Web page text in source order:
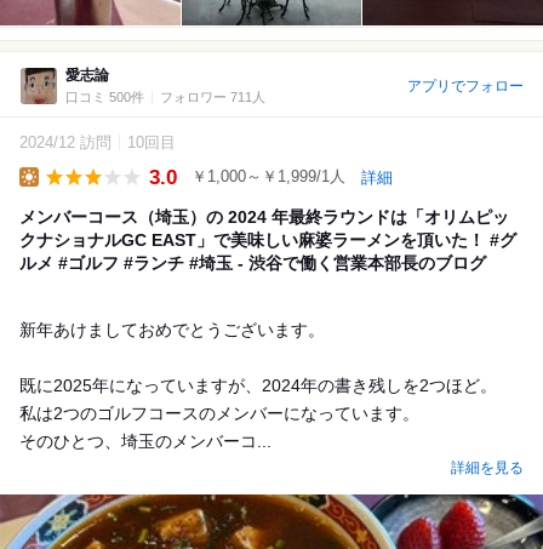
愛志論
口コミ 500件 フォロワー 711人
アプリでフォロー
2024/12 訪問 10回目
3.0 ￥1,000～￥1,999/1人 詳細
メンバーコース（埼玉）の 2024 年最終ラウンドは「オリムピッ
クナショナルGC EAST」で美味しい麻婆ラーメンを頂いた！ #グ
ルメ #ゴルフ #ランチ #埼玉 - 渋谷で働く営業本部長のブログ
新年あけましておめでとうございます。
既に2025年になっていますが、2024年の書き残しを2つほど。
私は2つのゴルフコースのメンバーになっています。
そのひとつ、埼玉のメンバーコ...
詳細を見る